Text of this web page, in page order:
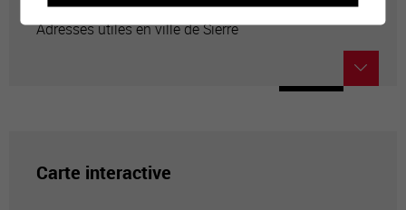
Adresses utiles en ville de Sierre
Carte interactive